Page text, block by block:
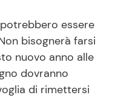
essere
bisognerà farsi
nuovo anno alle
dovranno
di rimettersi